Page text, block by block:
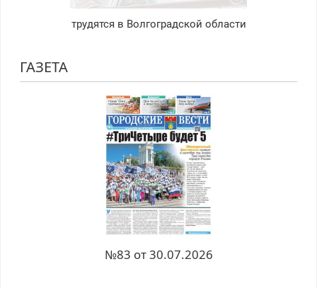
трудятся в Волгоградской области
ГАЗЕТА
№83 от 30.07.2026